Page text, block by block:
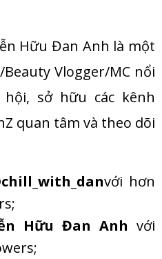
Hữu Đan Anh là một
Vlogger/MC nổi
sở hữu các kênh
quan tâm và theo dõi
với hơn
Hữu Đan Anh với